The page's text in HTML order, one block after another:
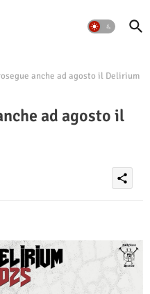
anche ad agosto il Delirium
ad agosto il
share